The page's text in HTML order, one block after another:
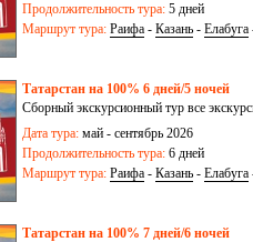
Продолжительность тура: 5 дней
Маршрут тура: Раифа - Казань - Елабуга
Татарстан на 100% 6 дней/5 ночей
Сборный экскурсионный тур все
Дата тура: май - сентябрь 2026
Продолжительность тура: 6 дней
Маршрут тура: Раифа - Казань - Елабуга
Татарстан на 100% 7 дней/6 ночей